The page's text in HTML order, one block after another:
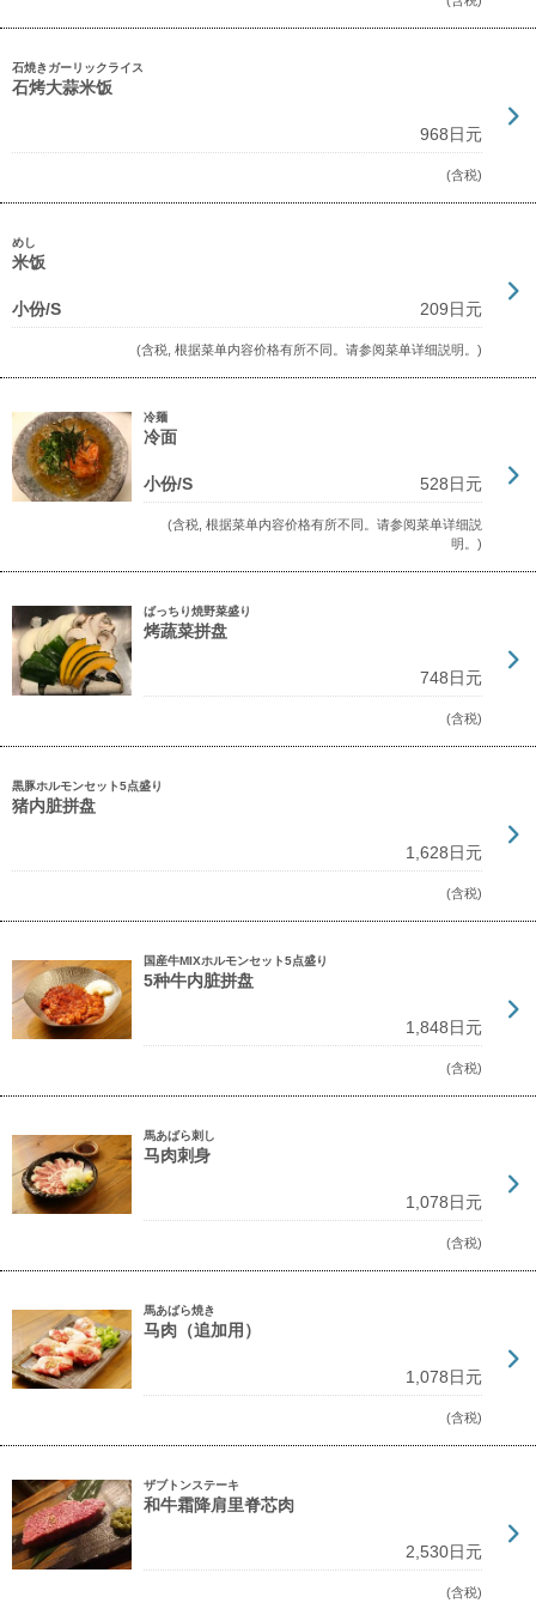
石焼きガーリックライス
石烤大蒜米饭
968日元
(含税)
めし
米饭
小份/S 209日元
(含税, 根据菜单内容价格有所不同。请参阅菜单详细説明。)
冷麺
冷面
小份/S 528日元
(含税, 根据菜单内容价格有所不同。请参阅菜单详细説
明。)
ばっちり焼野菜盛り
烤蔬菜拼盘
748日元
(含税)
黒豚ホルモンセット5点盛り
猪内脏拼盘
1,628日元
(含税)
国産牛MIXホルモンセット5点盛り
5种牛内脏拼盘
1,848日元
(含税)
馬あばら刺し
马肉刺身
1,078日元
(含税)
馬あばら焼き
马肉（追加用）
1,078日元
(含税)
ザブトンステーキ
和牛霜降肩里脊芯肉
2,530日元
(含税)